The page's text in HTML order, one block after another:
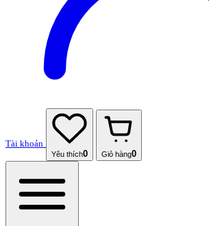
Tài khoản
Yêu thích0 Giỏ hàng0